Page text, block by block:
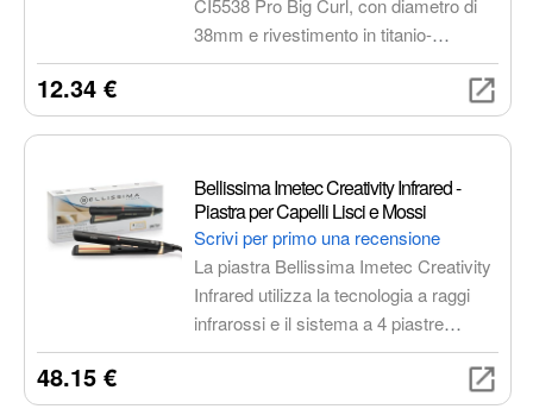
38mm e rivestimento in titanio-
ceramica, crea ricci ampi e voluminosi.
tecnologia ionica antistatica, punta
un utilizzo sicuro e versatile.
12.34 €
Bellissima Imetec Creativity Infrared -
Piastra per Capelli Lisci e Mossi
Scrivi per primo una recensione
La piastra Bellissima Imetec Creativity
Infrared utilizza la tecnologia a raggi
infrarossi e il sistema a 4 piastre
riscaldanti per lisciare o arricciare i
48.15 €